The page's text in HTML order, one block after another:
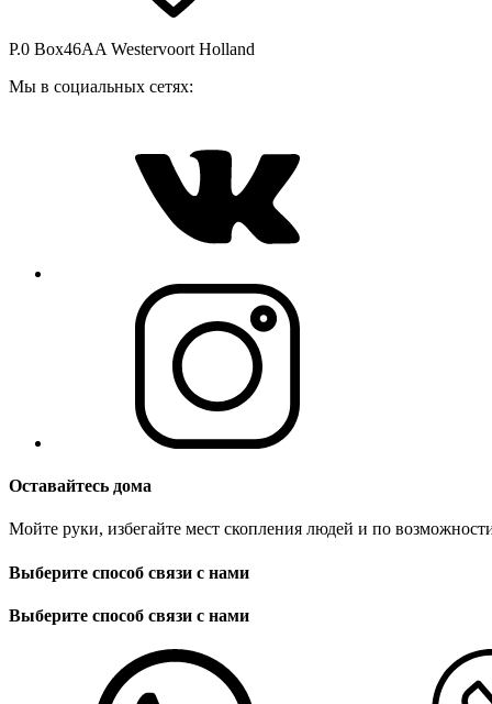
P.0 Box46AA Westervoort Holland
Мы в социальных сетях:
Оставайтесь дома
Мойте руки, избегайте мест скопления людей и по
Выберите способ связи с нами
Выберите способ связи с нами